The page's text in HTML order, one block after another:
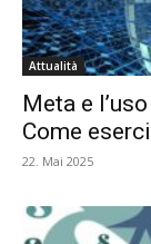
Attualità
Meta e
Come
22. Mai 2025